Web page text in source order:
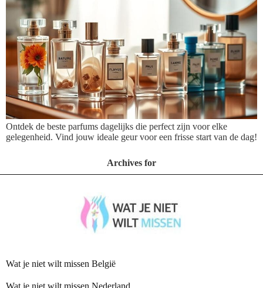
Ontdek de beste parfums dagelijks die perfect zijn voor elke
gelegenheid. Vind jouw ideale geur voor een frisse start van de dag!
Archives for
Wat je niet wilt missen België
Wat je niet wilt missen Nederland